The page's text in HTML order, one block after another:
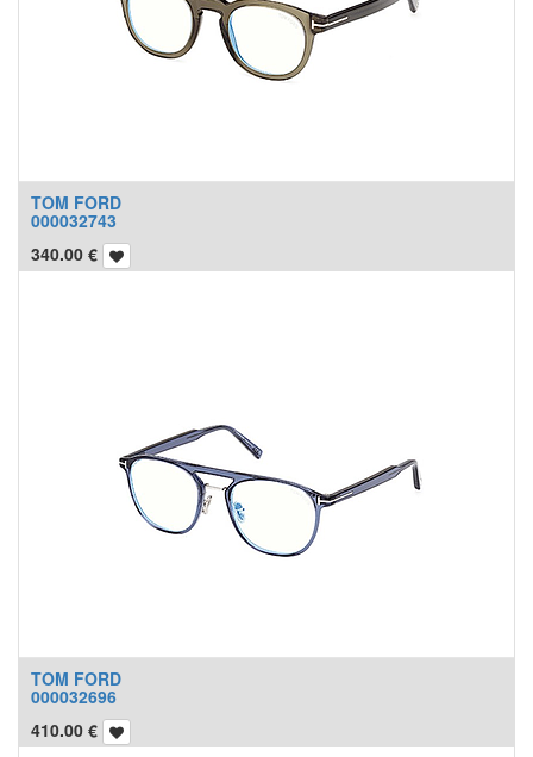
TOM FORD
000032743
340.00 €
TOM FORD
000032696
410.00 €